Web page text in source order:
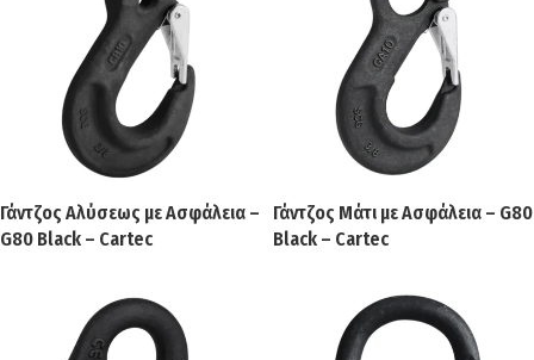
Γάντζος Αλύσεως με Ασφάλεια –
G80 Black – Cartec
Γάντζος Μάτι με Ασφάλεια – G80
Black – Cartec